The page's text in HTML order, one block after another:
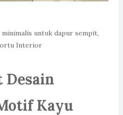
minimalis untuk dapur sempit,
Interior
Desain
Kayu